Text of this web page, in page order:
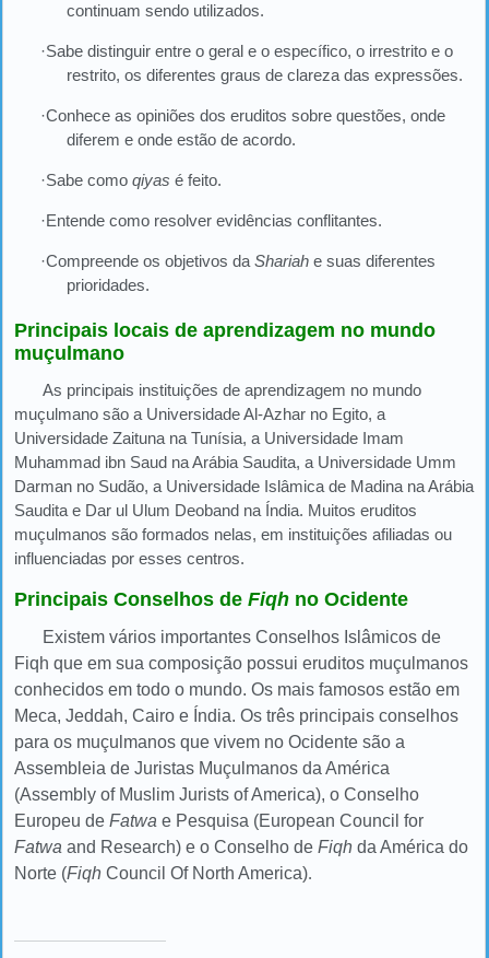
continuam sendo utilizados.
·Sabe distinguir entre o geral e o específico, o irrestrito e o
restrito, os diferentes graus de clareza das expressões.
·Conhece as opiniões dos eruditos sobre questões, onde
diferem e onde estão de acordo.
·Sabe como qiyas é feito.
·Entende como resolver evidências conflitantes.
·Compreende os objetivos da Shariah e suas diferentes
prioridades.
Principais locais de aprendizagem no mundo
muçulmano
As principais instituições de aprendizagem no mundo
muçulmano são a Universidade Al-Azhar no Egito, a
Universidade Zaituna na Tunísia, a Universidade Imam
Muhammad ibn Saud na Arábia Saudita, a Universidade Umm
Darman no Sudão, a Universidade Islâmica de Madina na Arábia
Saudita e Dar ul Ulum Deoband na Índia. Muitos eruditos
muçulmanos são formados nelas, em instituições afiliadas ou
influenciadas por esses centros.
Principais Conselhos de Fiqh no Ocidente
Existem vários importantes Conselhos Islâmicos de
Fiqh que em sua composição possui eruditos muçulmanos
conhecidos em todo o mundo. Os mais famosos estão em
Meca, Jeddah, Cairo e Índia. Os três principais conselhos
para os muçulmanos que vivem no Ocidente são a
Assembleia de Juristas Muçulmanos da América
(Assembly of Muslim Jurists of America), o Conselho
Europeu de Fatwa e Pesquisa (European Council for
Fatwa and Research) e o Conselho de Fiqh da América do
Norte (Fiqh Council Of North America).